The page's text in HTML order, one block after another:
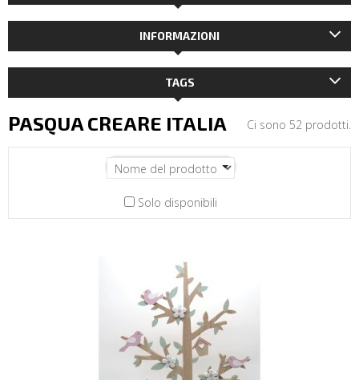
INFORMAZIONI
TAGS
PASQUA CREARE ITALIA Ci sono 52 prodotti.
Solo disponibili